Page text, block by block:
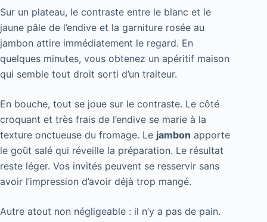
Sur un plateau, le contraste entre le blanc et le
jaune pâle de l’endive et la garniture rosée au
jambon attire immédiatement le regard. En
quelques minutes, vous obtenez un apéritif maison
qui semble tout droit sorti d’un traiteur.
En bouche, tout se joue sur le contraste. Le côté
croquant et très frais de l’endive se marie à la
texture onctueuse du fromage. Le jambon apporte
le goût salé qui réveille la préparation. Le résultat
reste léger. Vos invités peuvent se resservir sans
avoir l’impression d’avoir déjà trop mangé.
Autre atout non négligeable : il n’y a pas de pain.